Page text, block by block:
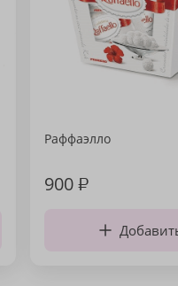
Раффаэлло
900₽